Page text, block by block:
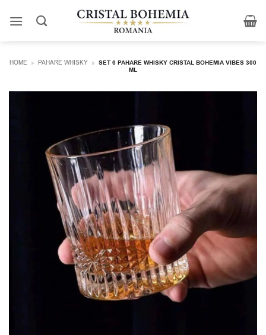
HOME » PAHARE WHISKY » SET 6 PAHARE WHISKY CRISTAL BOHEMIA VIBES 300
ML